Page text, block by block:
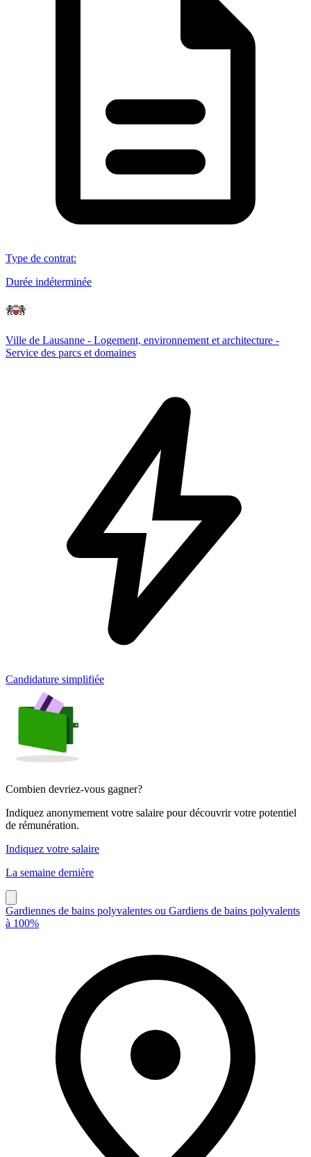
Type de contrat:
Durée indéterminée
Ville de Lausanne - Logement, environnement et architecture -
Service des parcs et domaines
Candidature simplifiée
Combien devriez-vous gagner?
Indiquez anonymement votre salaire pour découvrir votre potentiel
de rémunération.
Indiquez votre salaire
La semaine dernière
Gardiennes de bains polyvalentes ou Gardiens de bains polyvalents
à 100%